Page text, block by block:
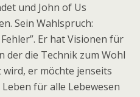
und John of Us
Sein Wahlspruch:
Er hat Visionen für
der die Technik zum Wohl
er möchte jenseits
für alle Lebewesen